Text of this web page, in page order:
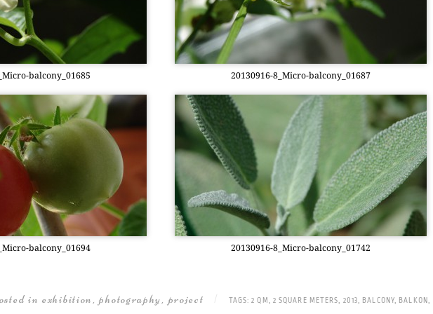
bal­c­o­ny­_01685 20130916-8_Mi­cro-bal­c­o­ny­_01687
bal­c­o­ny­_01694 20130916-8_Mi­cro-bal­c­o­ny­_01742
inexhibition,photography, project TAGS:2 QM , 2 SQUARE METERS, 2013, BALCONY, BALKON,